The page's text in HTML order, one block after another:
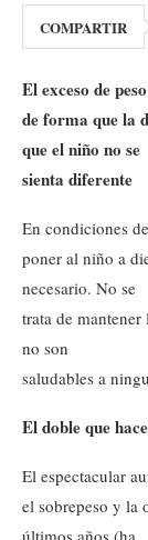
COMPARTIR
El exceso de
de forma que la
que el niño no se
sienta diferente
En condiciones
poner al niño a
necesario. No se
trata de
no son
saludables a
El doble que
El espectacular
el sobrepeso y la
últimos años (ha